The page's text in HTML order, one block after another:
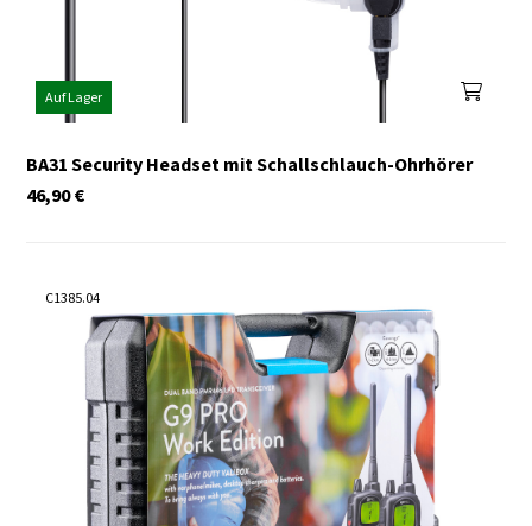
Auf Lager
BA31 Security Headset mit Schallschlauch-Ohrhörer
€
46,90
C1385.04